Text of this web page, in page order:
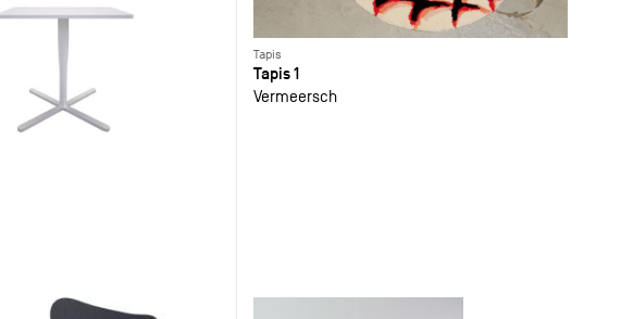
Tapis
Tapis 1
Vermeersch